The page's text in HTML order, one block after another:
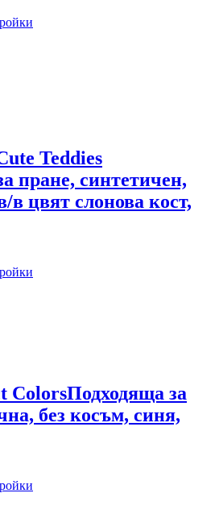
Teddies
пране, синтетичен,
в цвят слонова кост,
ColorsПодходяща за
без косъм, синя,